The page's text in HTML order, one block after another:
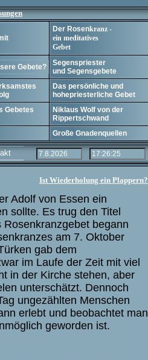
Der Rosenkranz -
ein meditatives
Gebet
Gebete?
Segenspriester
und Segensgebete
Das persönliche und
hohepriesterliche Gebet
Gebetes
Niklaus Wolf von der
Rippertschwand
Große Gnadenquellen
Ist Wiederholung ein Plappern?
Adolf von Essen ein
sollte. Es trug den Titel
begann
am 7. Oktober
gab dem
im Laufe der Zeit mit viel
in der Kirche stehen, aber
unterschätzt. Dennoch
ungezählten Menschen
erlebt und beobachtet man
geworden ist.